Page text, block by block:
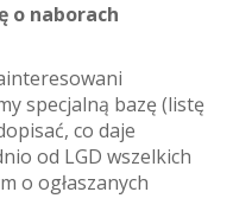
o naborach
specjalną bazę (listę
co daje
od LGD wszelkich
o ogłaszanych